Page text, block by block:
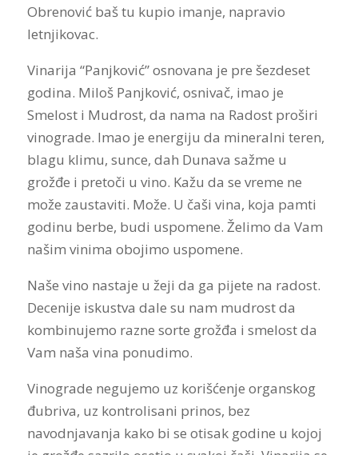
Obrenović baš tu kupio imanje, napravio
letnjikovac.
Vinarija “Panjković” osnovana je pre šezdeset
godina. Miloš Panjković, osnivač, imao je
Smelost i Mudrost, da nama na Radost proširi
vinograde. Imao je energiju da mineralni teren,
blagu klimu, sunce, dah Dunava sažme u
grožđe i pretoči u vino. Kažu da se vreme ne
može zaustaviti. Može. U čaši vina, koja pamti
godinu berbe, budi uspomene. Želimo da Vam
našim vinima obojimo uspomene.
Naše vino nastaje u žeji da ga pijete na radost.
Decenije iskustva dale su nam mudrost da
kombinujemo razne sorte grožđa i smelost da
Vam naša vina ponudimo.
Vinograde negujemo uz korišćenje organskog
đubriva, uz kontrolisani prinos, bez
navodnjavanja kako bi se otisak godine u kojoj